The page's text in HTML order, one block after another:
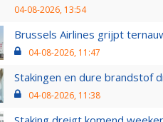
04-08-2026, 13:54
Brussels Airlines grijpt
04-08-2026, 11:47
Stakingen en dure brandstof
04-08-2026, 11:38